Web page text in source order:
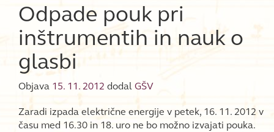
Odpade pouk pri
inštrumentih in nauk o
glasbi
Objava 15. 11. 2012 dodal GŠV
Zaradi izpada električne energije v petek, 16. 11. 2012 v
času med 16.30 in 18. uro ne bo možno izvajati pouka.